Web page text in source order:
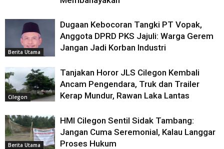
Berita Utama
Dugaan Kebocoran Tangki PT Vopak,
Anggota DPRD PKS Jajuli: Warga Gerem
Jangan Jadi Korban Industri
Cilegon
Tanjakan Horor JLS Cilegon Kembali
Ancam Pengendara, Truk dan Trailer
Kerap Mundur, Rawan Laka Lantas
Berita Utama
HMI Cilegon Sentil Sidak Tambang:
Jangan Cuma Seremonial, Kalau Langgar
Proses Hukum